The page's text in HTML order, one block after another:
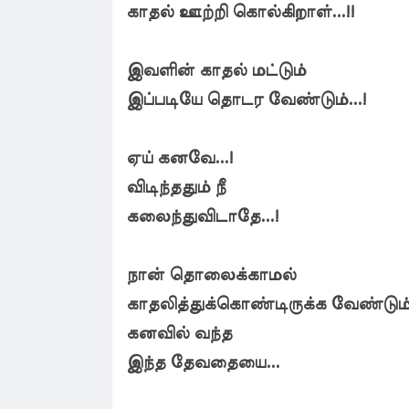
காதல் ஊற்றி கொல்கிறாள்...!!
இவளின் காதல் மட்டும்
இப்படியே தொடர வேண்டும்...!
ஏய் கனவே...!
விடிந்ததும் நீ
கலைந்துவிடாதே...!
நான் தொலைக்காமல்
காதலித்துக்கொண்டிருக்க
கனவில் வந்த
இந்த தேவதையை...